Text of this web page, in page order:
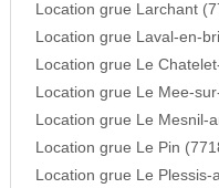
Location grue Larchant
Location grue Laval-en-
Location grue Le
Location grue Le Mee-
Location grue Le Mesnil-
Location grue Le Pin
Location grue Le Plessis-